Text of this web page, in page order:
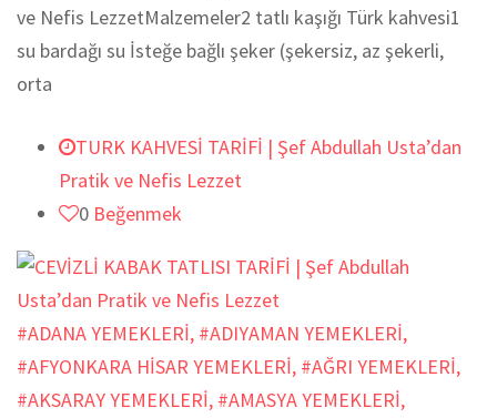
ve Nefis LezzetMalzemeler2 tatlı kaşığı Türk kahvesi1
su bardağı su İsteğe bağlı şeker (şekersiz, az şekerli,
orta
TURK KAHVESİ TARİFİ | Şef Abdullah Usta’dan
Pratik ve Nefis Lezzet
0 Beğenmek
#ADANA YEMEKLERİ, #ADIYAMAN YEMEKLERİ,
#AFYONKARA HİSAR YEMEKLERİ, #AĞRI YEMEKLERİ,
#AKSARAY YEMEKLERİ, #AMASYA YEMEKLERİ,